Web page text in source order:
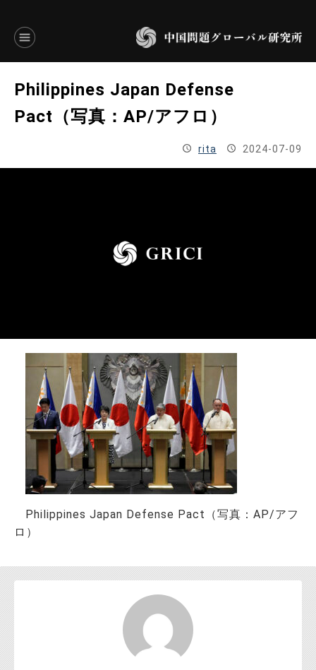
ENGLISH
お問い合わせ
Philippines Japan Defense
Pact（写真：AP/アフロ）
rita 2024-07-09
Philippines Japan Defense Pact（写真：AP/アフ
ロ）